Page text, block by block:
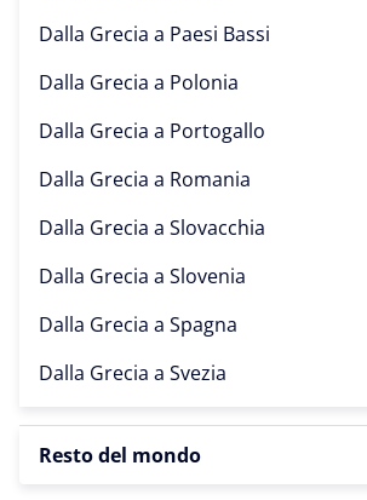
Dalla Grecia a Paesi Bassi
Dalla Grecia a Polonia
Dalla Grecia a Portogallo
Dalla Grecia a Romania
Dalla Grecia a Slovacchia
Dalla Grecia a Slovenia
Dalla Grecia a Spagna
Dalla Grecia a Svezia
Resto del mondo